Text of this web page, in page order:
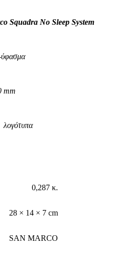
Squadra No Sleep System
ύφασμα
mm
0,287 κ.
28 × 14 × 7 cm
SAN MARCO